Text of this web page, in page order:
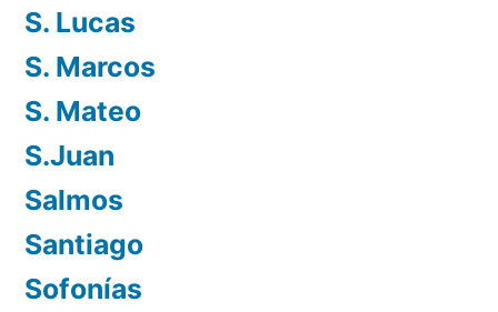
S. Lucas
S. Marcos
S. Mateo
S.Juan
Salmos
Santiago
Sofonías